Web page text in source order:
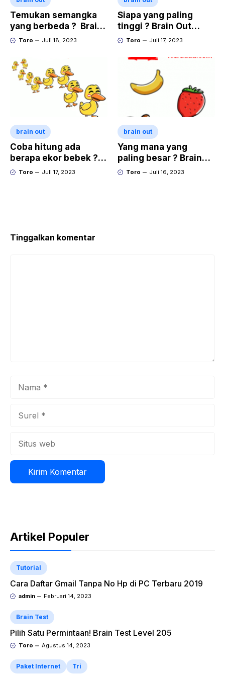
Temukan semangka
yang berbeda ? Brain
Out Level 4
Toro Juli 18, 2023
Siapa yang paling
tinggi ? Brain Out
Level 3
Toro Juli 17, 2023
brain out
Coba hitung ada
berapa ekor bebek ?
Brain Out Level 2
Toro Juli 17, 2023
brain out
Yang mana yang
paling besar ? Brain
Out Level 1
Toro Juli 16, 2023
Tinggalkan komentar
Artikel Populer
Tutorial
Cara Daftar Gmail Tanpa No Hp di PC Terbaru 2019
admin Februari 14, 2023
Brain Test
Pilih Satu Permintaan! Brain Test Level 205
Toro Agustus 14, 2023
Paket Internet Tri